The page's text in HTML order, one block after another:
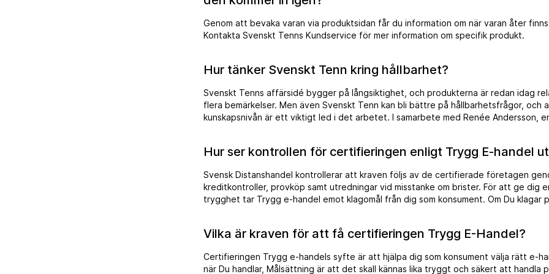
Genom att bevaka varan via produktsidan får du information om när varan åter
Kontakta Svenskt Tenns Kundservice för mer information om specifik produkt.
Hur tänker Svenskt Tenn kring hållbarhet?
Svenskt Tenns affärsidé bygger på långsiktighet, och produkterna är redan idag
flera bemärkelser. Men även Svenskt Tenn kan bli bättre på hållbarhetsfrågor, och
kunskapsnivån är ett viktigt led i det arbetet. I samarbete med Renée Andersson, en av Sveriges
därefter i skriften ”Svenskt Tenns Hållbarhetsfilosofi”. Läs hela Svenskt Tenns
Hur ser kontrollen för certifieringen enligt Trygg E-handel
Svensk Distanshandel kontrollerar att kraven följs av de certifierade företagen
kreditkontroller, provköp samt utredningar vid misstanke om brister. För att ge dig
trygghet tar Trygg e-handel emot klagomål från dig som konsument. Om Du
återkallas med omedelbar verkan. Allt detta sammantaget gör att Du som konsument
Vilka är kraven för att få certifieringen Trygg E-Handel?
Certifieringen Trygg e-handels syfte är att hjälpa dig som konsument välja rätt e-
när Du handlar, Målsättning är att det skall kännas lika tryggt och säkert att handla